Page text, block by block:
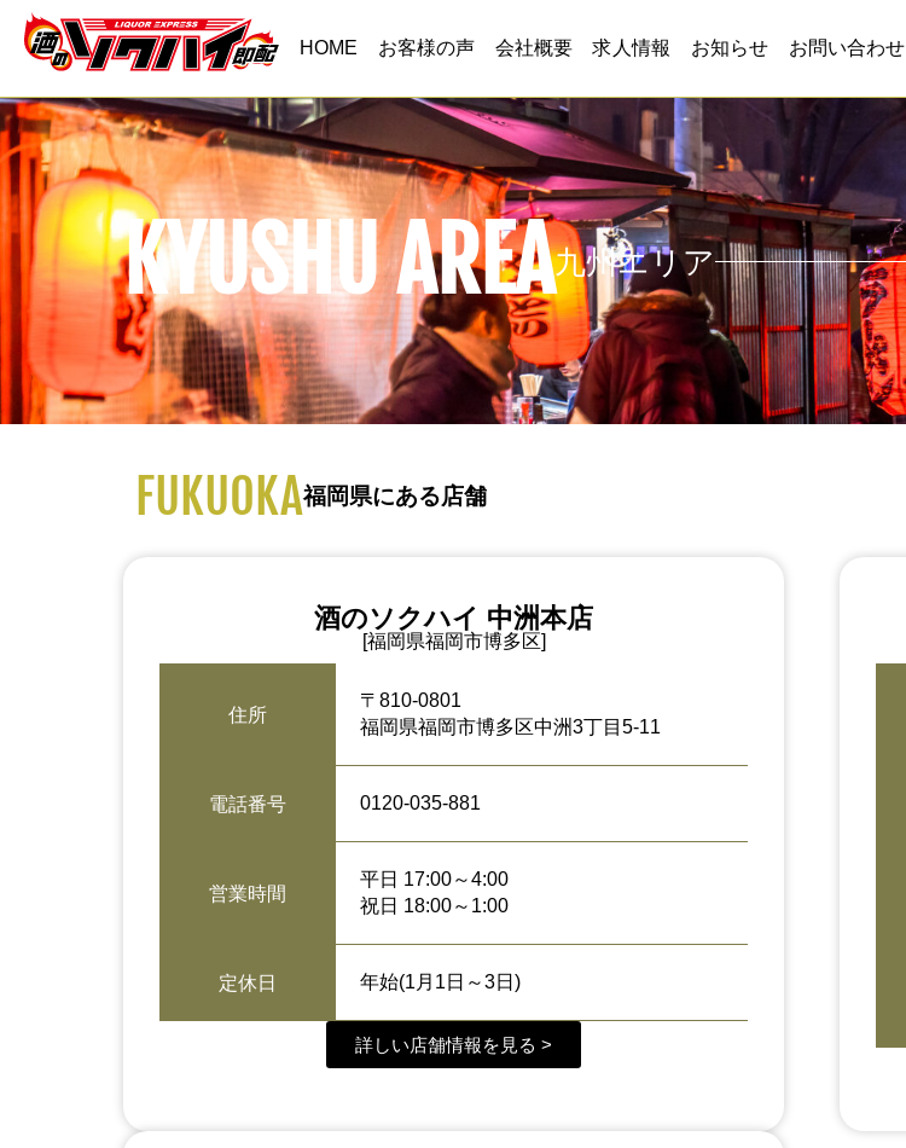
HOME お客様の声 会社概要 求人情報 お知らせ お問い合わせ
KYUSHU AREA九州エリア
FUKUOKA福岡県にある店舗
酒のソクハイ 中洲本店
[福岡県福岡市博多区]
住所
〒810-0801
福岡県福岡市博多区中洲3丁目5-11
電話番号 0120-035-881
営業時間
平日 17:00～4:00
祝日 18:00～1:00
定休日 年始(1月1日～3日)
詳しい店舗情報を見る >